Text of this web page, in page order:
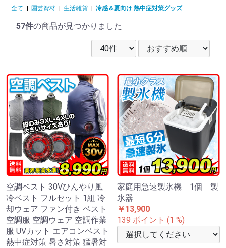
全て 園芸資材 生活雑貨 冷感＆夏向け 熱中症対策グッズ
57件の商品が見つかりました
空調ベスト 30Vひんやり風
冷ベスト フルセット 1組 冷
却ウェア ファン付き ベスト
空調服 空調ウェア 空調作業
服 UVカット エアコンベスト
熱中症対策 暑さ対策 猛暑対
家庭用急速製氷機 1個 製
氷器
￥13,900
139 ポイント (1 %)